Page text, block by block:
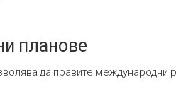
планове
да правите